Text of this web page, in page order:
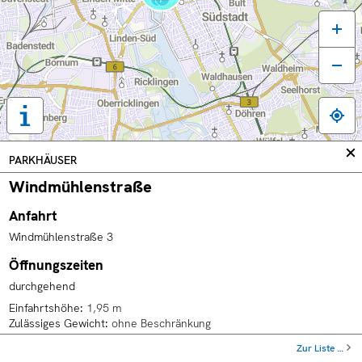
Tastaturbedienung,
Legende
und
weitere
Informationen
anzeigen
PARKHÄUSER
Windmühlenstraße
Anfahrt
Windmühlenstraße 3
Öffnungszeiten
durchgehend
Einfahrtshöhe
1,95 m
Zulässiges Gewicht ohne Beschränkung
Stellplätze 249
Zur Liste …